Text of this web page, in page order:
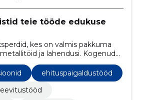
teie tööde edukuse
kes on valmis pakkuma
ja lahendusi. Kogenud
valik ja rahvusvaheline
nad kindlaks partneriks
projektides.
ehituspaigaldustööd